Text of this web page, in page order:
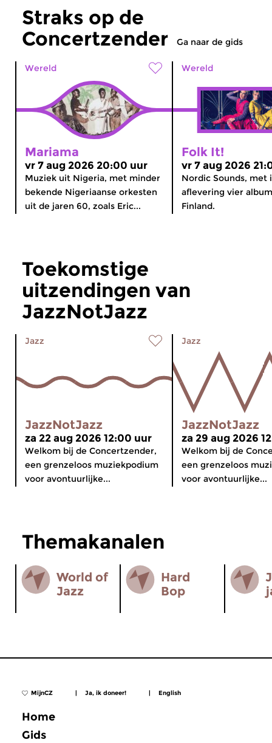
Straks op de
Concertzender
Ga naar de gids
Wereld
Mariama
vr 7 aug 2026 20:00 uur
Muziek uit Nigeria, met minder
bekende Nigeriaanse orkesten
uit de jaren 60, zoals Eric...
Wereld
Folk It!
vr 7 aug 2026
Nordic Sounds, met
aflevering vier
Finland.
Toekomstige
uitzendingen van
JazzNotJazz
Jazz
JazzNotJazz
za 22 aug 2026 12:00 uur
Welkom bij de Concertzender,
een grenzeloos muziekpodium
voor avontuurlijke...
Jazz
JazzNotJazz
za 29 aug 2026
Welkom bij de
een grenzeloos
voor avontuurlijke...
Themakanalen
World of
Jazz
Hard
Bop
MijnCZ | Ja, ik doneer! | English
Home
Gids